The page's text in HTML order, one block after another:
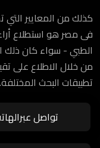
كذلك من المعايير التي
فى مصر هو استطلاع
الطبي - سواء كان ذلك
من خلال الاطلاع على
تطبيقات البحث المختلفة.
تواصل